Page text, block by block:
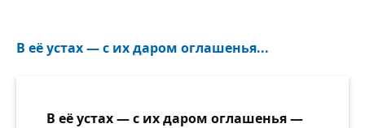
В её устах — с их даром оглашенья...
В её устах — с их даром оглашенья —